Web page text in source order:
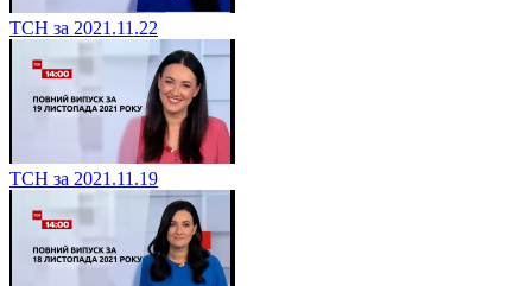
ТСН за 2021.11.22
ТСН за 2021.11.19